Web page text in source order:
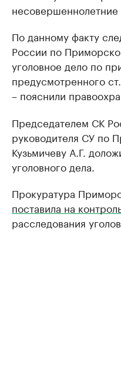
несовершеннолетние
По данному факту
России по
уголовное дело по
предусмотренного
– пояснили
Председателем СК
руководителя СУ по
Кузьмичеву А.Г.
уголовного дела.
Прокуратура
поставила на
расследования